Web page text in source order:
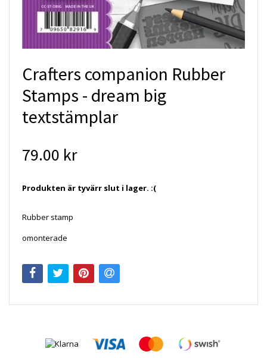
Crafters companion Rubber
Stamps - dream big
textstämplar
79.00 kr
Produkten är tyvärr slut i lager. :(
Rubber stamp
omonterade